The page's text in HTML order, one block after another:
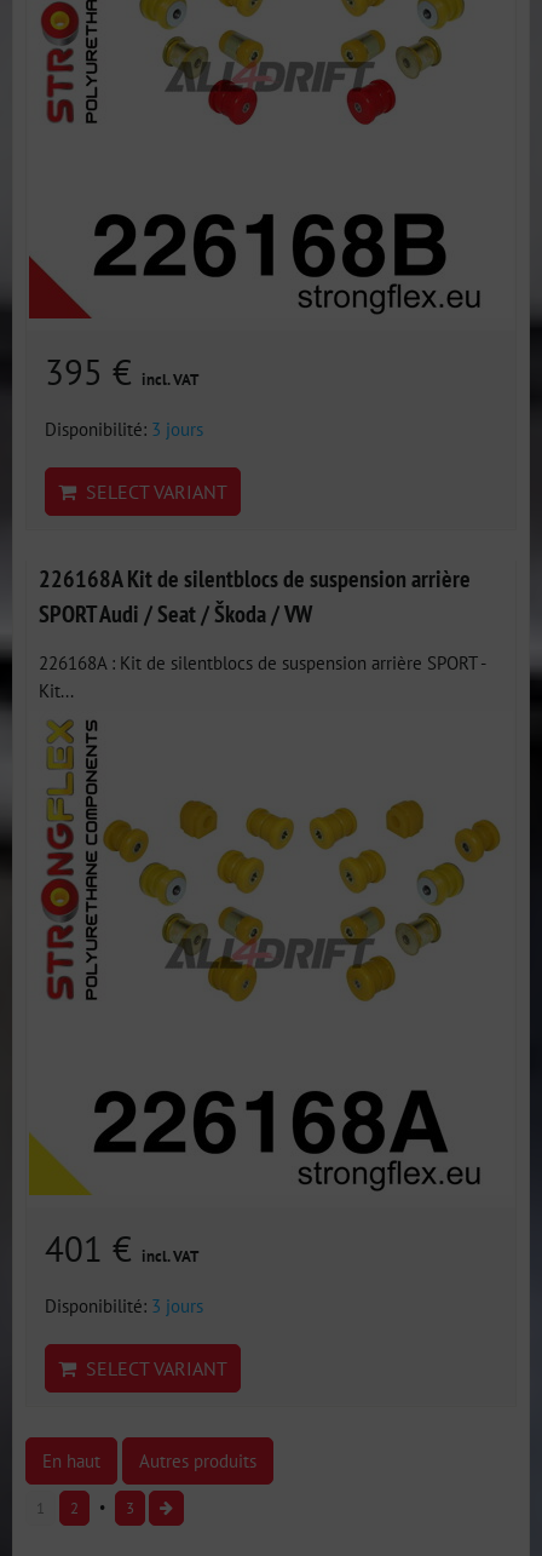
395 € incl. VAT
Disponibilité: 3 jours
SELECT VARIANT
226168A Kit de silentblocs de suspension arrière
SPORT Audi / Seat / Škoda / VW
226168A : Kit de silentblocs de suspension arrière SPORT -
Kit...
401 € incl. VAT
Disponibilité: 3 jours
SELECT VARIANT
En haut Autres produits
1 2 3